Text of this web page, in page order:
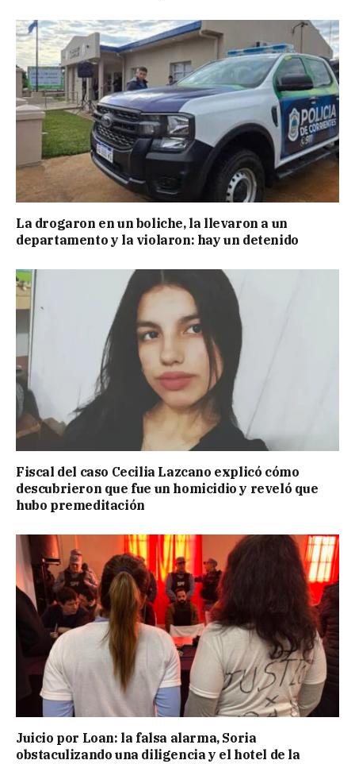
La drogaron en un boliche, la llevaron a un
departamento y la violaron: hay un detenido
Fiscal del caso Cecilia Lazcano explicó cómo
descubrieron que fue un homicidio y reveló que
hubo premeditación
Juicio por Loan: la falsa alarma, Soria
obstaculizando una diligencia y el hotel de la